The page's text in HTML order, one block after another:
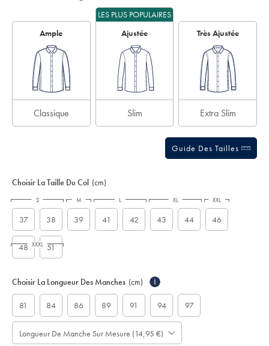
Ample
Classique
LES PLUS POPULAIRES
Ajustée
Slim
Très Ajustée
Extra Slim
Guide Des Tailles
Choisir La Taille Du Col (cm)
37 38 39 41 42 43 44 46
48 51
S M L XL XXL
XXXL
Choisir La Longueur Des Manches (cm) i
81 84 86 89 91 94 97
Longueur De Manche Sur Mesure (14,95 €)